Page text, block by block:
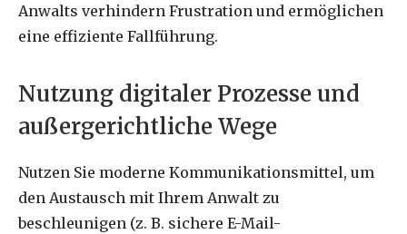
Anwalts verhindern Frustration und ermöglichen
eine effiziente Fallführung.
Nutzung digitaler Prozesse und
außergerichtliche Wege
Nutzen Sie moderne Kommunikationsmittel, um
den Austausch mit Ihrem Anwalt zu
beschleunigen (z. B. sichere E-Mail-